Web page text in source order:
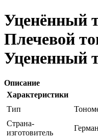
Уценённый
Плечевой
Уцененный
Описание
Характеристики
Тип
Страна-
изготовитель